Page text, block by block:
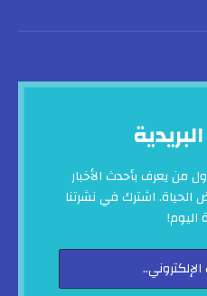
من يعرف بأحدث الأخبار
الحياة. اشترك في نشرتنا
اليوم!